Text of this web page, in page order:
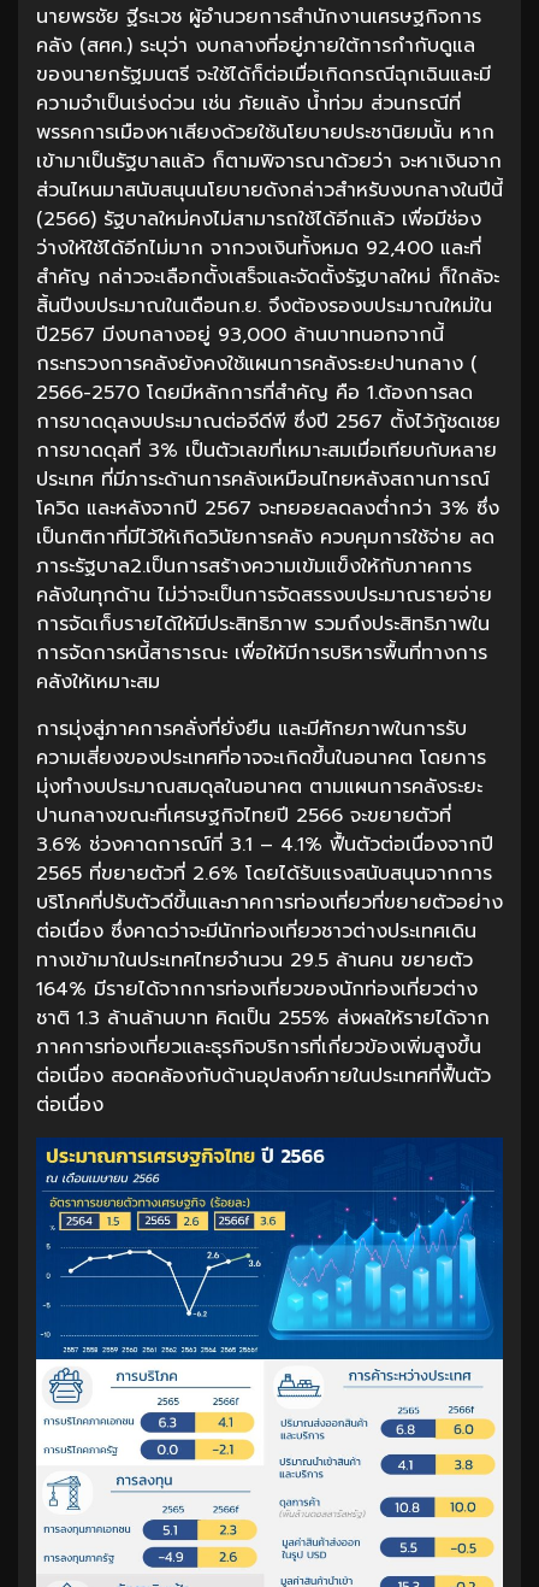
นายพรชัย ฐีระเวช ผู้อำนวยการสำนักงานเศรษฐกิจการ
คลัง (สศค.) ระบุว่า งบกลางที่อยู่ภายใต้การกำกับดูแล
ของนายกรัฐมนตรี จะใช้ได้ก็ต่อเมื่อเกิดกรณีฉุกเฉินและมี
ความจำเป็นเร่งด่วน เช่น ภัยแล้ง น้ำท่วม ส่วนกรณีที่
พรรคการเมืองหาเสียงด้วยใช้นโยบายประชานิยมนั้น หาก
เข้ามาเป็นรัฐบาลแล้ว ก็ตามพิจารณาด้วยว่า จะหาเงินจาก
ส่วนไหนมาสนับสนุนนโยบายดังกล่าวสำหรับงบกลางในปีนี้
(2566) รัฐบาลใหม่คงไม่สามารถใช้ได้อีกแล้ว เพื่อมีช่อง
ว่างให้ใช้ได้อีกไม่มาก จากวงเงินทั้งหมด 92,400 และที่
สำคัญ กล่าวจะเลือกตั้งเสร็จและจัดตั้งรัฐบาลใหม่ ก็ใกล้จะ
สิ้นปีงบประมาณในเดือนก.ย. จึงต้องรองบประมาณใหม่ใน
ปี2567 มีงบกลางอยู่ 93,000 ล้านบาทนอกจากนี้
กระทรวงการคลังยังคงใช้แผนการคลังระยะปานกลาง (
2566-2570 โดยมีหลักการที่สำคัญ คือ 1.ต้องการลด
การขาดดุลงบประมาณต่อจีดีพี ซึ่งปี 2567 ตั้งไว้กู้ชดเชย
การขาดดุลที่ 3% เป็นตัวเลขที่เหมาะสมเมื่อเทียบกับหลาย
ประเทศ ที่มีภาระด้านการคลังเหมือนไทยหลังสถานการณ์
โควิด และหลังจากปี 2567 จะทยอยลดลงต่ำกว่า 3% ซึ่ง
เป็นกติกาที่มีไว้ให้เกิดวินัยการคลัง ควบคุมการใช้จ่าย ลด
ภาระรัฐบาล2.เป็นการสร้างความเข้มแข็งให้กับภาคการ
คลังในทุกด้าน ไม่ว่าจะเป็นการจัดสรรงบประมาณรายจ่าย
การจัดเก็บรายได้ให้มีประสิทธิภาพ รวมถึงประสิทธิภาพใน
การจัดการหนี้สาธารณะ เพื่อให้มีการบริหารพื้นที่ทางการ
คลังให้เหมาะสม
การมุ่งสู่ภาคการคลั่งที่ยั่งยืน และมีศักยภาพในการรับ
ความเสี่ยงของประเทศที่อาจจะเกิดขึ้นในอนาคต โดยการ
มุ่งทำงบประมาณสมดุลในอนาคต ตามแผนการคลังระยะ
ปานกลางขณะที่เศรษฐกิจไทยปี 2566 จะขยายตัวที่
3.6% ช่วงคาดการณ์ที่ 3.1 – 4.1% ฟื้นตัวต่อเนื่องจากปี
2565 ที่ขยายตัวที่ 2.6% โดยได้รับแรงสนับสนุนจากการ
บริโภคที่ปรับตัวดีขึ้นและภาคการท่องเที่ยวที่ขยายตัวอย่าง
ต่อเนื่อง ซึ่งคาดว่าจะมีนักท่องเที่ยวชาวต่างประเทศเดิน
ทางเข้ามาในประเทศไทยจำนวน 29.5 ล้านคน ขยายตัว
164% มีรายได้จากการท่องเที่ยวของนักท่องเที่ยวต่าง
ชาติ 1.3 ล้านล้านบาท คิดเป็น 255% ส่งผลให้รายได้จาก
ภาคการท่องเที่ยวและธุรกิจบริการที่เกี่ยวข้องเพิ่มสูงขึ้น
ต่อเนื่อง สอดคล้องกับด้านอุปสงค์ภายในประเทศที่ฟื้นตัว
ต่อเนื่อง